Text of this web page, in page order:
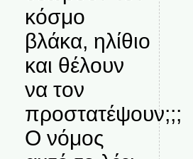
κόσμο
βλάκα, ηλίθιο
και θέλουν
να τον
προστατέψουν;;;
Ο νόμος